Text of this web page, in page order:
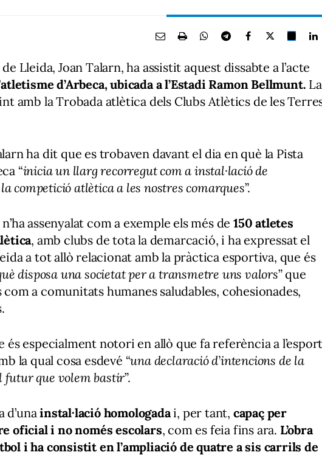
Lleida, Joan Talarn, ha assistit aquest dissabte a l’acte
d’Arbeca, ubicada a l’Estadi Ramon Bellmunt. La
amb la Trobada atlètica dels Clubs Atlètics de les
ha dit que es trobaven davant el dia en què la Pista
“inicia un llarg recorregut com a instal·lació de
competició atlètica a les nostres comarques”.
assenyalat com a exemple els més de 150 atletes
, amb clubs de tota la demarcació, i ha expressat el
a tot allò relacionat amb la pràctica esportiva, que és
disposa una societat per a transmetre uns valors” que
a comunitats humanes saludables, cohesionades,
és especialment notori en allò que fa referència a
la qual cosa esdevé “una declaració d’intencions de la
futur que volem bastir”.
d’unainstal·lació homologadai, per tant, capaç per
oficial i no només escolars, com es feia fins ara. L’obra
i ha consistit en l’ampliació de quatre a sis carrils de